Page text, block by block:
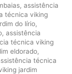
, assistência
técnica viking
do lírio,
, assistência
técnica viking
eldorado,
técnica
jardim